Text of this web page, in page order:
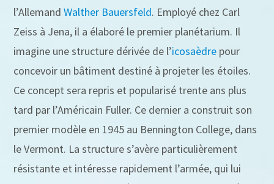
l’AllemandWalther Bauersfeld. Employé chez Carl
Zeiss à Jena, il a élaboré le premier planétarium. Il
imagine une structure dérivée de l’icosaèdre pour
concevoir un bâtiment destiné à projeter les étoiles.
Ce concept sera repris et popularisé trente ans plus
tard par l’Américain Fuller. Ce dernier a construit son
premier modèle en 1945 au Bennington College, dans
le Vermont. La structure s’avère particulièrement
résistante et intéresse rapidement l’armée, qui lui